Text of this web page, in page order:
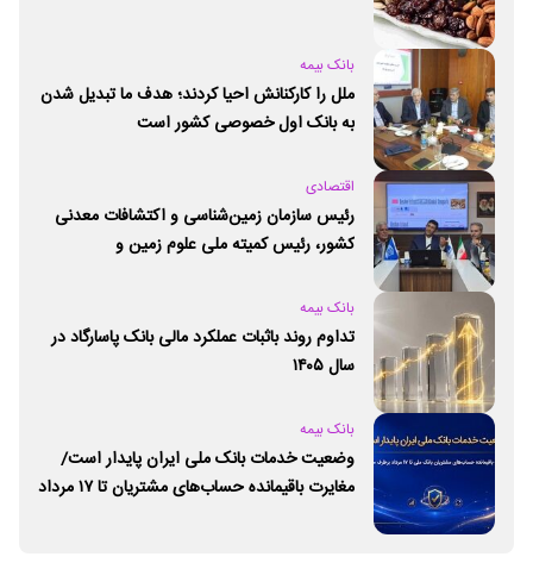
بانک بیمه
ملل را کارکنانش احیا کردند؛ هدف ما تبدیل شدن
به بانک اول خصوصی کشور است
اقتصادی
رئیس سازمان زمین‌شناسی و اکتشافات معدنی
کشور،‌ رئیس کمیته ملی علوم زمین و
بانک بیمه
تداوم روند باثبات عملکرد مالی بانک پاسارگاد در
سال ۱۴۰۵
بانک بیمه
وضعیت خدمات بانک ملی ایران پایدار است/
مغایرت‌ باقیمانده حساب‌های مشتریان تا ۱۷ مرداد